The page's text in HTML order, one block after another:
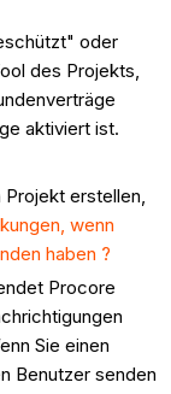
oder
des Projekts,
aktiviert ist.
Projekt erstellen,
wenn
haben ?
Procore
Sie einen
Benutzer senden